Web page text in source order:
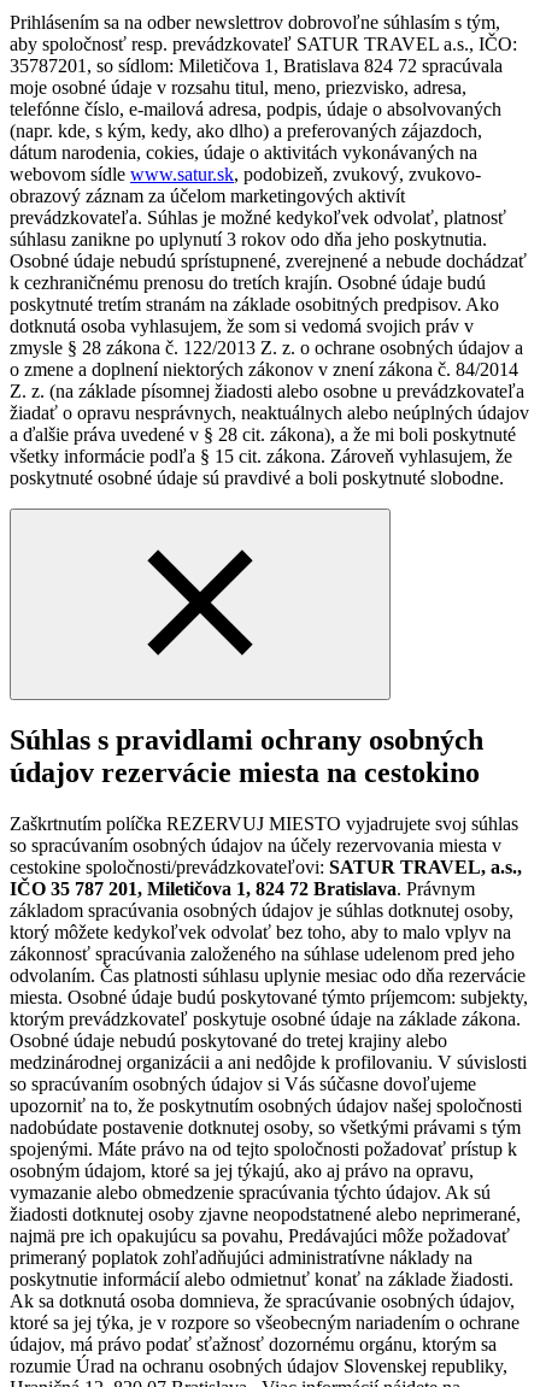
Prihlásením sa na odber newslettrov dobrovoľne súhlasím s tým,
aby spoločnosť resp. prevádzkovateľ SATUR TRAVEL a.s., IČO:
35787201, so sídlom: Miletičova 1, Bratislava 824 72 spracúvala
moje osobné údaje v rozsahu titul, meno, priezvisko, adresa,
telefónne číslo, e-mailová adresa, podpis, údaje o absolvovaných
(napr. kde, s kým, kedy, ako dlho) a preferovaných zájazdoch,
dátum narodenia, cokies, údaje o aktivitách vykonávaných na
webovom sídle www.satur.sk, podobizeň, zvukový, zvukovo-
obrazový záznam za účelom marketingových aktivít
prevádzkovateľa. Súhlas je možné kedykoľvek odvolať, platnosť
súhlasu zanikne po uplynutí 3 rokov odo dňa jeho poskytnutia.
Osobné údaje nebudú sprístupnené, zverejnené a nebude dochádzať
k cezhraničnému prenosu do tretích krajín. Osobné údaje budú
poskytnuté tretím stranám na základe osobitných predpisov. Ako
dotknutá osoba vyhlasujem, že som si vedomá svojich práv v
zmysle § 28 zákona č. 122/2013 Z. z. o ochrane osobných údajov a
o zmene a doplnení niektorých zákonov v znení zákona č. 84/2014
Z. z. (na základe písomnej žiadosti alebo osobne u prevádzkovateľa
žiadať o opravu nesprávnych, neaktuálnych alebo neúplných údajov
a ďalšie práva uvedené v § 28 cit. zákona), a že mi boli poskytnuté
všetky informácie podľa § 15 cit. zákona. Zároveň vyhlasujem, že
poskytnuté osobné údaje sú pravdivé a boli poskytnuté slobodne.
Súhlas s pravidlami ochrany osobných
údajov rezervácie miesta na cestokino
Zaškrtnutím políčka REZERVUJ MIESTO vyjadrujete svoj súhlas
so spracúvaním osobných údajov na účely rezervovania miesta v
cestokine spoločnosti/prevádzkovateľovi: SATUR TRAVEL, a.s.,
IČO 35 787 201, Miletičova 1, 824 72 Bratislava. Právnym
základom spracúvania osobných údajov je súhlas dotknutej osoby,
ktorý môžete kedykoľvek odvolať bez toho, aby to malo vplyv na
zákonnosť spracúvania založeného na súhlase udelenom pred jeho
odvolaním. Čas platnosti súhlasu uplynie mesiac odo dňa rezervácie
miesta. Osobné údaje budú poskytované týmto príjemcom: subjekty,
ktorým prevádzkovateľ poskytuje osobné údaje na základe zákona.
Osobné údaje nebudú poskytované do tretej krajiny alebo
medzinárodnej organizácii a ani nedôjde k profilovaniu. V súvislosti
so spracúvaním osobných údajov si Vás súčasne dovoľujeme
upozorniť na to, že poskytnutím osobných údajov našej spoločnosti
nadobúdate postavenie dotknutej osoby, so všetkými právami s tým
spojenými. Máte právo na od tejto spoločnosti požadovať prístup k
osobným údajom, ktoré sa jej týkajú, ako aj právo na opravu,
vymazanie alebo obmedzenie spracúvania týchto údajov. Ak sú
žiadosti dotknutej osoby zjavne neopodstatnené alebo neprimerané,
najmä pre ich opakujúcu sa povahu, Predávajúci môže požadovať
primeraný poplatok zohľadňujúci administratívne náklady na
poskytnutie informácií alebo odmietnuť konať na základe žiadosti.
Ak sa dotknutá osoba domnieva, že spracúvanie osobných údajov,
ktoré sa jej týka, je v rozpore so všeobecným nariadením o ochrane
údajov, má právo podať sťažnosť dozornému orgánu, ktorým sa
rozumie Úrad na ochranu osobných údajov Slovenskej republiky,